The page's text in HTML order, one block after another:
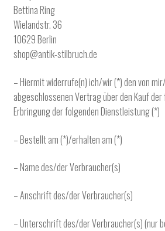
Bettina Ring
Wielandstr. 36
10629 Berlin
shop@antik-stilbruch.de
– Hiermit widerrufe(n) ich/wir (*) den von
abgeschlossenen Vertrag über den Kauf
Erbringung der folgenden Dienstleistung (*)
– Bestellt am (*)/erhalten am (*)
– Name des/der Verbraucher(s)
– Anschrift des/der Verbraucher(s)
– Unterschrift des/der Verbraucher(s) (nur